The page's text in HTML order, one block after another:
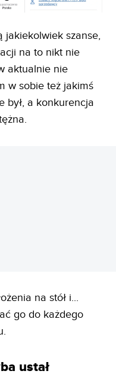
jakiekolwiek szanse,
na to nikt nie
aktualnie nie
w sobie też jakimś
był, a konkurencja
na stół i...
go do każdego
ustał